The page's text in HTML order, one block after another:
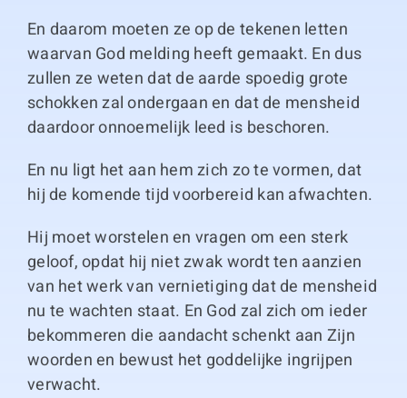
En daarom moeten ze op de tekenen letten
waarvan God melding heeft gemaakt. En dus
zullen ze weten dat de aarde spoedig grote
schokken zal ondergaan en dat de mensheid
daardoor onnoemelijk leed is beschoren.
En nu ligt het aan hem zich zo te vormen, dat
hij de komende tijd voorbereid kan afwachten.
Hij moet worstelen en vragen om een sterk
geloof, opdat hij niet zwak wordt ten aanzien
van het werk van vernietiging dat de mensheid
nu te wachten staat. En God zal zich om ieder
bekommeren die aandacht schenkt aan Zijn
woorden en bewust het goddelijke ingrijpen
verwacht.